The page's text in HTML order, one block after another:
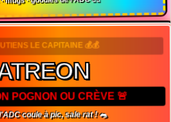
LE CAPITAINE 💰💰
POGNON OU CRÈVE 🚨
coule à pic, sale rat ! 🐀